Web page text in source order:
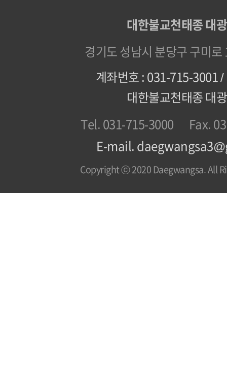
대한불교천태종 대
경기도 성남시 분당구 구미로
계좌번호 : 031-715-3001 /
대한불교천태종 대
Tel. 031-715-3000
Fax.
E-mail.
Copyright ⓒ 2020 Daegwangsa. All